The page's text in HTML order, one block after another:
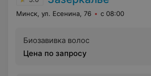
Минск, ул. Есенина, 76 с 08:00
Биозавивка волос
Цена по запросу